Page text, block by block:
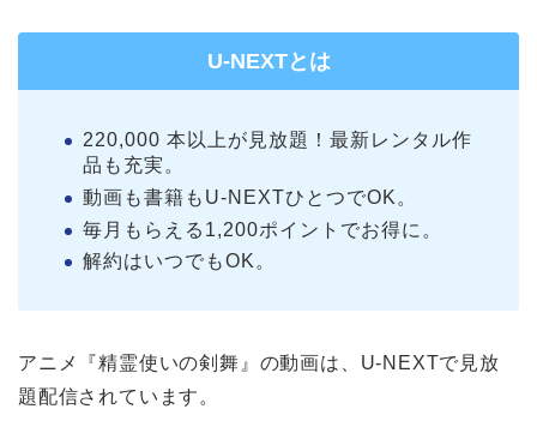
U-NEXTとは
220,000 本以上が見放題！最新レンタル作
品も充実。
動画も書籍もU-NEXTひとつでOK。
毎月もらえる1,200ポイントでお得に。
解約はいつでもOK。
アニメ『精霊使いの剣舞』の動画は、U-NEXTで見放
題配信されています。